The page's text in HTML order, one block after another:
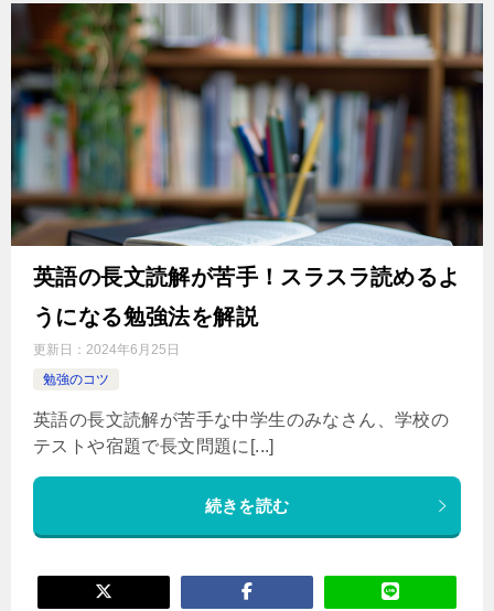
英語の長文読解が苦手！スラスラ読めるよ
うになる勉強法を解説
更新日： 2024年6月25日
勉強のコツ
英語の長文読解が苦手な中学生のみなさん、学校の
テストや宿題で長文問題に[...]
続きを読む